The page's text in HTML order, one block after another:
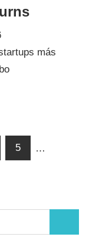
más
5 …